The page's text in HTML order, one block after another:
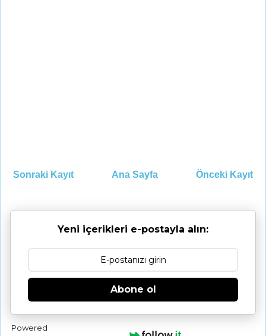
Sonraki Kayıt Önceki Kayıt
Ana Sayfa
Yeni içerikleri e-postayla alın:
Abone ol
Powered